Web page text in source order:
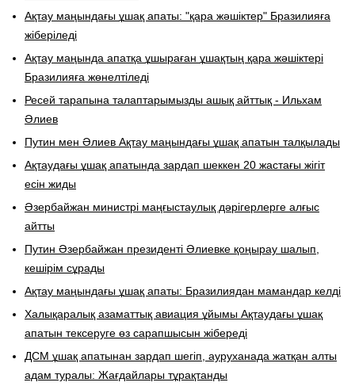
Ақтау маңындағы ұшақ апаты: "қара жәшіктер" Бразилияға
жіберіледі
Ақтау маңында апатқа ұшыраған ұшақтың қара жәшіктері
Бразилияға жөнелтіледі
​Ресей тарапына талаптарымызды ашық айттық - Ильхам
Әлиев
Путин мен Әлиев Ақтау маңындағы ұшақ апатын талқылады
Ақтаудағы ұшақ апатында зардап шеккен 20 жастағы жігіт
есін жиды
Әзербайжан министрі маңғыстаулық дәрігерлерге алғыс
айтты
Путин Әзербайжан президенті Әлиевке қоңырау шалып,
кешірім сұрады
Ақтау маңындағы ұшақ апаты: Бразилиядан мамандар келді
Халықаралық азаматтық авиация ұйымы Ақтаудағы ұшақ
апатын тексеруге өз сарапшысын жібереді
ДСМ ұшақ апатынан зардап шегіп, ауруханада жатқан алты
адам туралы: Жағдайлары тұрақтанды